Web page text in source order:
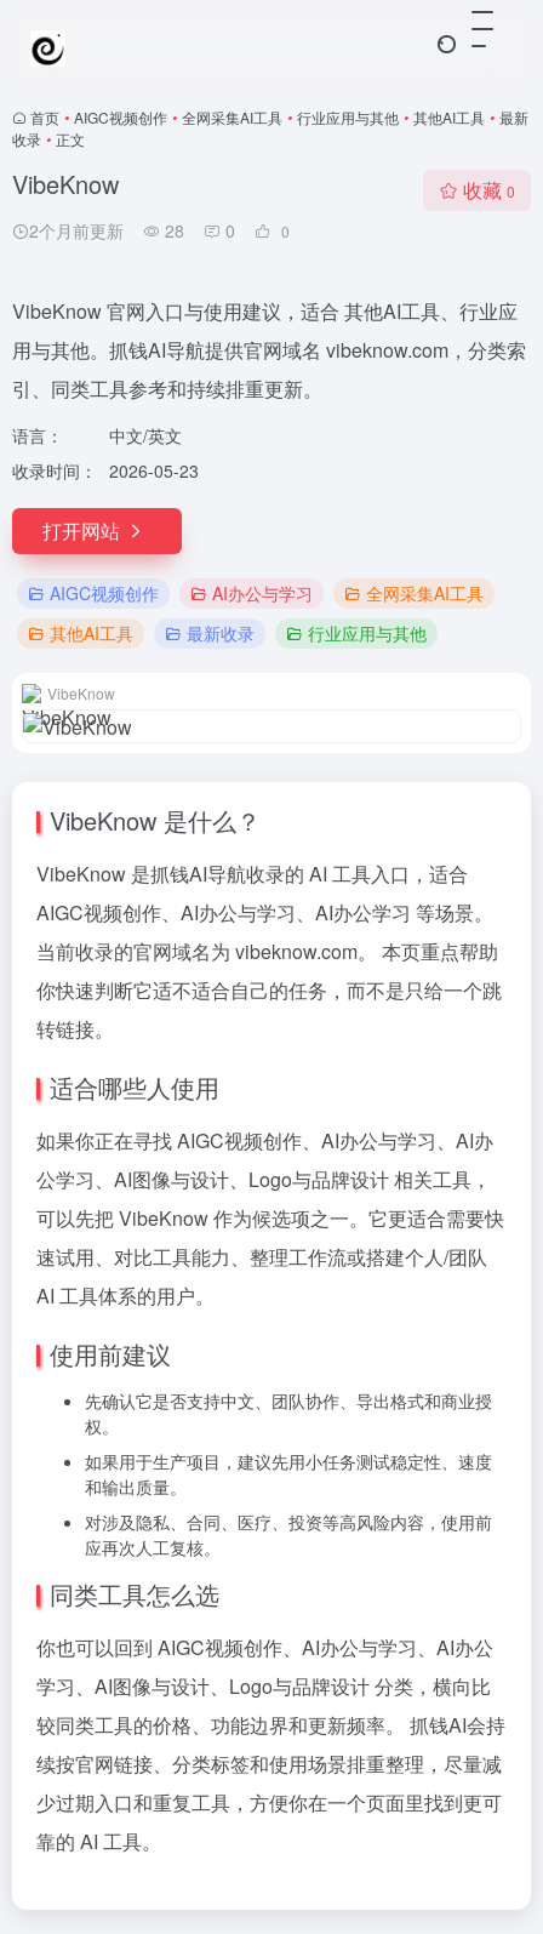
首页 • AIGC视频创作 • 全网采集AI工具 • 行业应用与其他 • 其他AI工具 • 最新
收录 • 正文
VibeKnow
2个月前更新 28 0 0
收藏 0
VibeKnow 官网入口与使用建议，适合 其他AI工具、行业应
用与其他。抓钱AI导航提供官网域名 vibeknow.com，分类索
引、同类工具参考和持续排重更新。
语言：
中文/英文
收录时间：
2026-05-23
打开网站
AIGC视频创作 AI办公与学习
全网采集AI工具
其他AI工具
最新收录 行业应用与其他
VibeKnow
VibeKnow 是什么？
VibeKnow 是抓钱AI导航收录的 AI 工具入口，适合
AIGC视频创作、AI办公与学习、AI办公学习 等场景。
当前收录的官网域名为 vibeknow.com。 本页重点帮助
你快速判断它适不适合自己的任务，而不是只给一个跳
转链接。
适合哪些人使用
如果你正在寻找 AIGC视频创作、AI办公与学习、AI办
公学习、AI图像与设计、Logo与品牌设计 相关工具，
可以先把 VibeKnow 作为候选项之一。它更适合需要快
速试用、对比工具能力、整理工作流或搭建个人/团队
AI 工具体系的用户。
使用前建议
先确认它是否支持中文、团队协作、导出格式和商业授
权。
如果用于生产项目，建议先用小任务测试稳定性、速度
和输出质量。
对涉及隐私、合同、医疗、投资等高风险内容，使用前
应再次人工复核。
同类工具怎么选
你也可以回到 AIGC视频创作、AI办公与学习、AI办公
学习、AI图像与设计、Logo与品牌设计 分类，横向比
较同类工具的价格、功能边界和更新频率。 抓钱AI会持
续按官网链接、分类标签和使用场景排重整理，尽量减
少过期入口和重复工具，方便你在一个页面里找到更可
靠的 AI 工具。